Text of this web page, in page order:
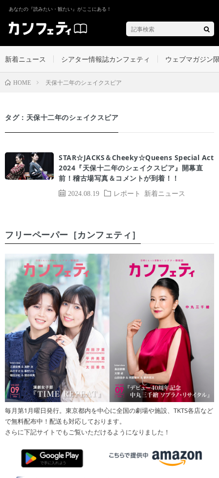
あなたの『読みたい・観たい』がここにある！
新着ニュース シアター情報誌カンフェティ ウェブマガジン
HOME 天保十二年のシェイクスピア
タグ：天保十二年のシェイクスピア
2024.08.19 レポート 新着ニュース
STAR☆JACKS＆Cheeky☆Queens Special Act
2024『天保十二年のシェイクスピア』開幕直
前！稽古場写真＆コメントが到着！！
フリーペーパー［カンフェティ］
毎月第1月曜日発行。東京都内を中心に全国の劇場や施設、TKTS各店など
で無料配布中！配送も対応しております。
さらに下記サイトでもご覧いただけるようになりました！